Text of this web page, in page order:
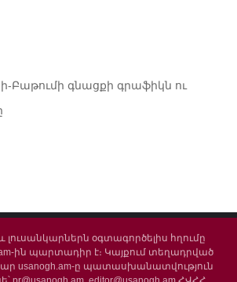
Բաթումի գնացքի գրաֆիկն ու
լուսանկարներն օգտագործելիս հղումը
ին պարտադիր է։ Կայքում տեղադրված
usanogh.am-ը պատասխանատվություն